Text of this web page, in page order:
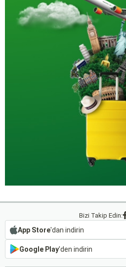
Bizi Takip Edin:
App Store'dan indirin
Google Play'den indirin